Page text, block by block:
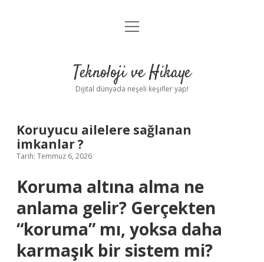
Anasayfa
Yasal Uyarı
menüyü
Teknoloji ve Hikaye
Dijital dünyada neşeli keşifler yap!
Koruyucu ailelere sağlanan
imkanlar ?
Tarih: Temmuz 6, 2026
Koruma altına alma ne
anlama gelir? Gerçekten
“koruma” mı, yoksa daha
karmaşık bir sistem mi?